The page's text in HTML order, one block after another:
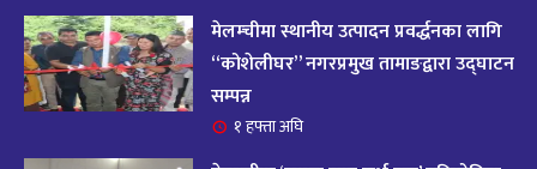
१४ आज २०८२ साल भदौ १६ गते सोमबारको राशिफल
११ महिना अघि
१५
आजको राशिफल : २०८२ भदौ १२ गते बिहीवार, २८
अगस्ट २०२५
मेलम्चीमा स्थानीय उत्पादन प्रवर्द्धनका लागि
“कोशेलीघर” नगरप्रमुख तामाङद्वारा उद्घाटन
सम्पन्न
१ हफ्ता अघि